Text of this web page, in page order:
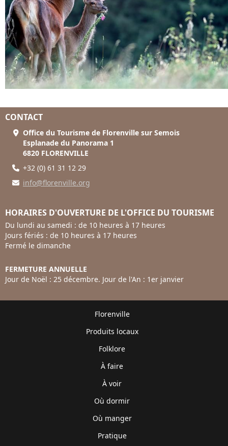
CONTACT
Office du Tourisme de Florenville sur Semois
Esplanade du Panorama 1
6820 FLORENVILLE
+32 (0) 61 31 12 29
info@florenville.org
HORAIRES D'OUVERTURE DE L'OFFICE DU TOURISME
Du lundi au samedi : de 10 heures à 17 heures
Jours fériés : de 10 heures à 17 heures
Fermé le dimanche
FERMETURE ANNUELLE
Jour de Noël : 25 décembre. Jour de l'An : 1er janvier
Florenville
Produits locaux
Folklore
À faire
À voir
Où dormir
Où manger
Pratique